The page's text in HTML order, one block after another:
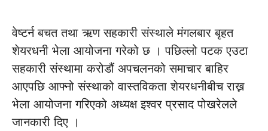
वेष्टर्न बचत तथा ऋण सहकारी संस्थाले मंगलबार बृहत
शेयरधनी भेला आयोजना गरेको छ । पछिल्लो पटक एउटा
सहकारी संस्थामा करोडौं अपचलनको समाचार बाहिर
आएपछि आफ्नो संस्थाको वास्तविकता शेयरधनीबीच राख्न
भेला आयोजना गरिएको अध्यक्ष इश्वर प्रसाद पोखरेलले
जानकारी दिए ।